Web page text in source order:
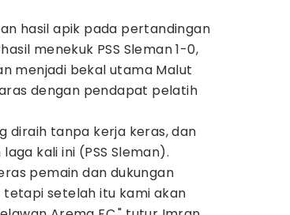
hasil apik pada pertandingan
menekuk PSS Sleman 1-0,
menjadi bekal utama Malut
dengan pendapat pelatih
diraih tanpa kerja keras, dan
kali ini (PSS Sleman).
pemain dan dukungan
tetapi setelah itu kami akan